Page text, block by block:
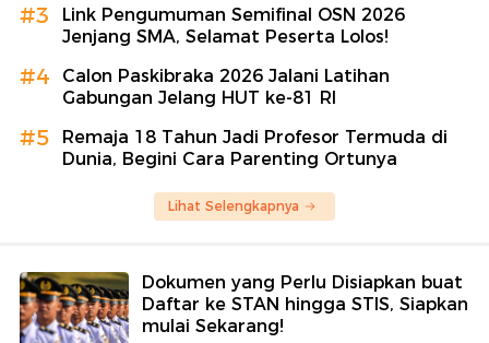
#3
Link Pengumuman Semifinal OSN 2026
Jenjang SMA, Selamat Peserta Lolos!
#4
Calon Paskibraka 2026 Jalani Latihan
Gabungan Jelang HUT ke-81 RI
#5
Remaja 18 Tahun Jadi Profesor Termuda di
Dunia, Begini Cara Parenting Ortunya
Lihat Selengkapnya
Dokumen yang Perlu Disiapkan buat
Daftar ke STAN hingga STIS, Siapkan
mulai Sekarang!